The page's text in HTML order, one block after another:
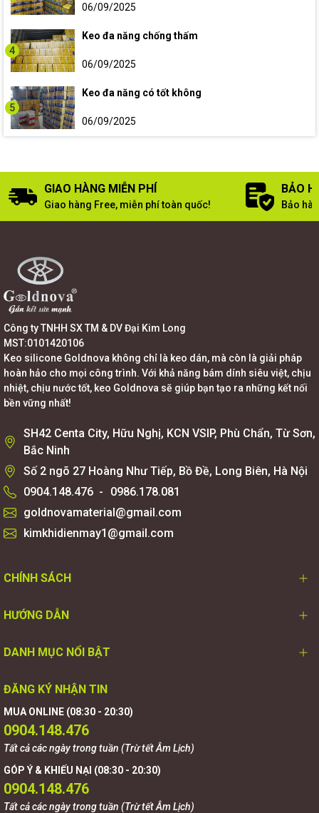
06/09/2025
4
Keo đa năng chống thấm
06/09/2025
5
Keo đa năng có tốt không
06/09/2025
GIAO HÀNG MIỄN PHÍ
Giao hàng Free, miễn phí toàn quốc!
BẢO
Bảo
Công ty TNHH SX TM & DV Đại Kim Long
MST:0101420106
Keo silicone Goldnova không chỉ là keo dán, mà còn là giải pháp
hoàn hảo cho mọi công trình. Với khả năng bám dính siêu việt, chịu
nhiệt, chịu nước tốt, keo Goldnova sẽ giúp bạn tạo ra những kết nối
bền vững nhất!
SH42 Centa City, Hữu Nghị, KCN VSIP, Phù Chẩn, Từ Sơn,
Bắc Ninh
Số 2 ngõ 27 Hoàng Như Tiếp, Bồ Đề, Long Biên, Hà Nội
0904.148.476 -
0986.178.081
goldnovamaterial@gmail.com
kimkhidienmay1@gmail.com
CHÍNH SÁCH
HƯỚNG DẪN
DANH MỤC NỔI BẬT
ĐĂNG KÝ NHẬN TIN
MUA ONLINE (08:30 - 20:30)
0904.148.476
Tất cả các ngày trong tuần (Trừ tết Âm Lịch)
GÓP Ý & KHIẾU NẠI (08:30 - 20:30)
0904.148.476
Tất cả các ngày trong tuần (Trừ tết Âm Lịch)